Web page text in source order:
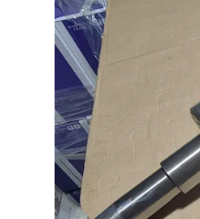
PRIVACYBELEID